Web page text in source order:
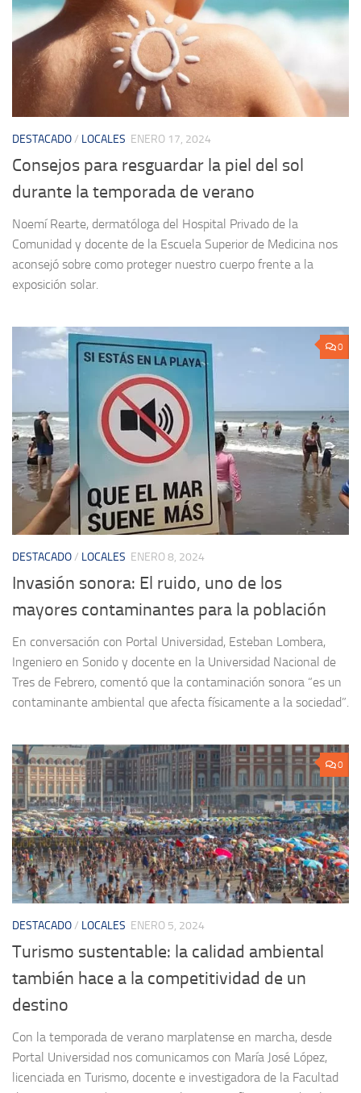
DESTACADO/ LOCALES ENERO 17, 2024
Consejos para resguardar la piel del sol
durante la temporada de verano
Noemí Rearte, dermatóloga del Hospital Privado de la
Comunidad y docente de la Escuela Superior de Medicina nos
aconsejó sobre como proteger nuestro cuerpo frente a la
exposición solar.
0
DESTACADO/ LOCALES ENERO 8, 2024
Invasión sonora: El ruido, uno de los
mayores contaminantes para la población
En conversación con Portal Universidad, Esteban Lombera,
Ingeniero en Sonido y docente en la Universidad Nacional de
Tres de Febrero, comentó que la contaminación sonora “es un
contaminante ambiental que afecta físicamente a la sociedad”.
0
DESTACADO/ LOCALES ENERO 5, 2024
Turismo sustentable: la calidad ambiental
también hace a la competitividad de un
destino
Con la temporada de verano marplatense en marcha, desde
Portal Universidad nos comunicamos con María José López,
licenciada en Turismo, docente e investigadora de la Facultad